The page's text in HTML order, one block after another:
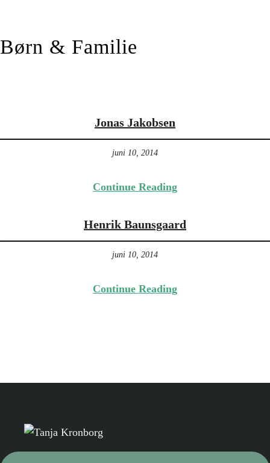
Børn & Familie
Jonas Jakobsen
juni 10, 2014
Continue Reading
Henrik Baunsgaard
juni 10, 2014
Continue Reading